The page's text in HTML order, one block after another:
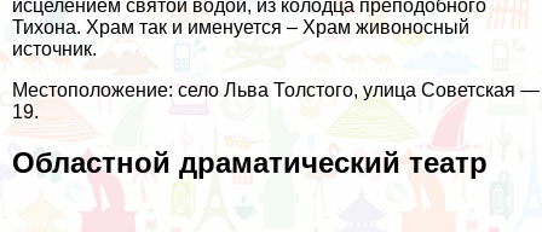
исцелением святой водой, из колодца преподобного
Тихона. Храм так и именуется – Храм живоносный
источник.
Местоположение: село Льва Толстого, улица Советская —
19.
Областной драматический театр